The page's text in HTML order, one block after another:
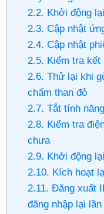
2.2. Khởi động
2.3. Cập nhật
2.4. Cập nhật
2.5. Kiểm tra kết
2.6. Thử lại khi
chấm than đỏ
2.7. Tắt tính
2.8. Kiểm tra
chưa
2.9. Khởi động
2.10. Kích hoạt
2.11. Đăng xuất
đăng nhập lại